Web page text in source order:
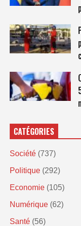
CATÉGORIES
Société (737)
Politique (292)
Economie (105)
Numérique (62)
Santé (56)